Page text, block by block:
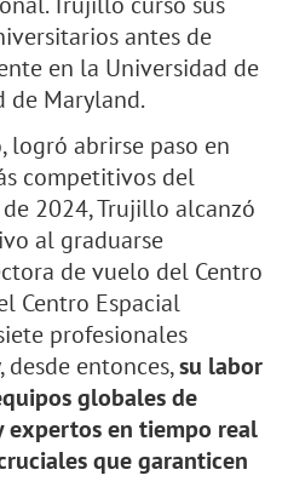
antes de
en la Universidad de
de Maryland.
logró abrirse paso en
competitivos del
2024, Trujillo alcanzó
al graduarse
de vuelo del Centro
Centro Espacial
profesionales
desde entonces,su labor
globales de
expertos en tiempo real
que garanticen